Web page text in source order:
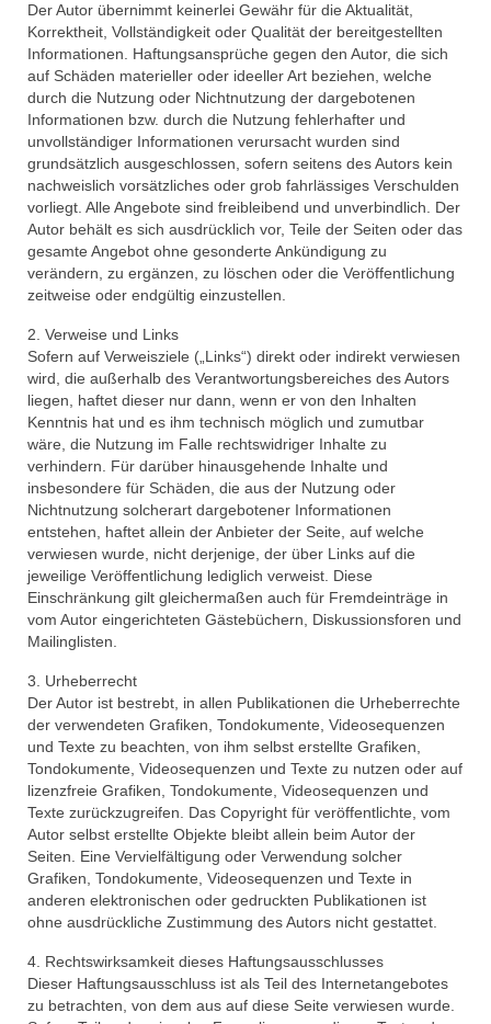
Der Autor übernimmt keinerlei Gewähr für die Aktualität,
Korrektheit, Vollständigkeit oder Qualität der bereitgestellten
Informationen. Haftungsansprüche gegen den Autor, die sich
auf Schäden materieller oder ideeller Art beziehen, welche
durch die Nutzung oder Nichtnutzung der dargebotenen
Informationen bzw. durch die Nutzung fehlerhafter und
unvollständiger Informationen verursacht wurden sind
grundsätzlich ausgeschlossen, sofern seitens des Autors kein
nachweislich vorsätzliches oder grob fahrlässiges Verschulden
vorliegt. Alle Angebote sind freibleibend und unverbindlich. Der
Autor behält es sich ausdrücklich vor, Teile der Seiten oder das
gesamte Angebot ohne gesonderte Ankündigung zu
verändern, zu ergänzen, zu löschen oder die Veröffentlichung
zeitweise oder endgültig einzustellen.
2. Verweise und Links
Sofern auf Verweisziele („Links“) direkt oder indirekt verwiesen
wird, die außerhalb des Verantwortungsbereiches des Autors
liegen, haftet dieser nur dann, wenn er von den Inhalten
Kenntnis hat und es ihm technisch möglich und zumutbar
wäre, die Nutzung im Falle rechtswidriger Inhalte zu
verhindern. Für darüber hinausgehende Inhalte und
insbesondere für Schäden, die aus der Nutzung oder
Nichtnutzung solcherart dargebotener Informationen
entstehen, haftet allein der Anbieter der Seite, auf welche
verwiesen wurde, nicht derjenige, der über Links auf die
jeweilige Veröffentlichung lediglich verweist. Diese
Einschränkung gilt gleichermaßen auch für Fremdeinträge in
vom Autor eingerichteten Gästebüchern, Diskussionsforen und
Mailinglisten.
3. Urheberrecht
Der Autor ist bestrebt, in allen Publikationen die Urheberrechte
der verwendeten Grafiken, Tondokumente, Videosequenzen
und Texte zu beachten, von ihm selbst erstellte Grafiken,
Tondokumente, Videosequenzen und Texte zu nutzen oder auf
lizenzfreie Grafiken, Tondokumente, Videosequenzen und
Texte zurückzugreifen. Das Copyright für veröffentlichte, vom
Autor selbst erstellte Objekte bleibt allein beim Autor der
Seiten. Eine Vervielfältigung oder Verwendung solcher
Grafiken, Tondokumente, Videosequenzen und Texte in
anderen elektronischen oder gedruckten Publikationen ist
ohne ausdrückliche Zustimmung des Autors nicht gestattet.
4. Rechtswirksamkeit dieses Haftungsausschlusses
Dieser Haftungsausschluss ist als Teil des Internetangebotes
zu betrachten, von dem aus auf diese Seite verwiesen wurde.